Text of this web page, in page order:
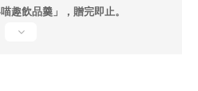
趣飲品羹」，贈完即止。